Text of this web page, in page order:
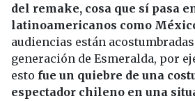
del remake, cosa que sí pasa
latinoamericanos como
audiencias están
generación de Esmeralda, por
esto fue un quiebre de una
espectador chileno en una